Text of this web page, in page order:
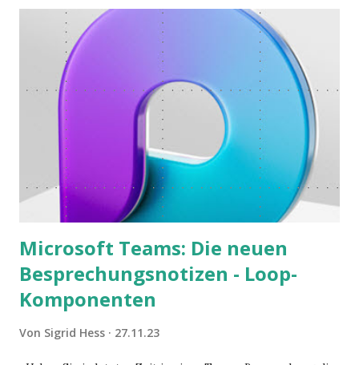
Microsoft Teams: Die neuen
Besprechungsnotizen - Loop-
Komponenten
Von Sigrid Hess 27.11.23